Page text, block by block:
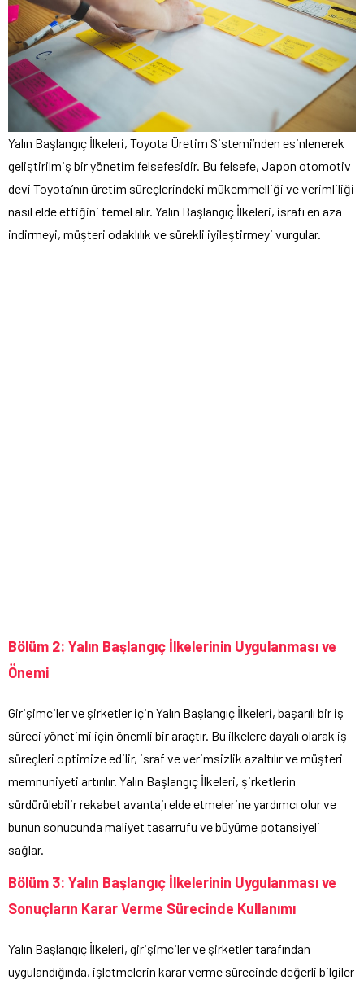
Yalın Başlangıç İlkeleri, Toyota Üretim Sistemi’nden esinlenerek
geliştirilmiş bir yönetim felsefesidir. Bu felsefe, Japon otomotiv
devi Toyota’nın üretim süreçlerindeki mükemmelliği ve verimliliği
nasıl elde ettiğini temel alır. Yalın Başlangıç İlkeleri, israfı en aza
indirmeyi, müşteri odaklılık ve sürekli iyileştirmeyi vurgular.
Bölüm 2: Yalın Başlangıç İlkelerinin Uygulanması ve
Önemi
Girişimciler ve şirketler için Yalın Başlangıç İlkeleri, başarılı bir iş
süreci yönetimi için önemli bir araçtır. Bu ilkelere dayalı olarak iş
süreçleri optimize edilir, israf ve verimsizlik azaltılır ve müşteri
memnuniyeti artırılır. Yalın Başlangıç İlkeleri, şirketlerin
sürdürülebilir rekabet avantajı elde etmelerine yardımcı olur ve
bunun sonucunda maliyet tasarrufu ve büyüme potansiyeli
sağlar.
Bölüm 3: Yalın Başlangıç İlkelerinin Uygulanması ve
Sonuçların Karar Verme Sürecinde Kullanımı
Yalın Başlangıç İlkeleri, girişimciler ve şirketler tarafından
uygulandığında, işletmelerin karar verme sürecinde değerli bilgiler